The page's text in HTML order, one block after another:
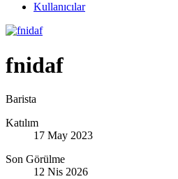
Kullanıcılar
fnidaf
Barista
Katılım
17 May 2023
Son Görülme
12 Nis 2026